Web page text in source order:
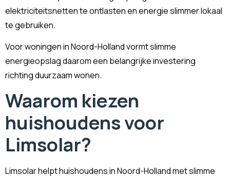
elektriciteitsnetten te ontlasten en energie slimmer lokaal
te gebruiken.
Voor woningen in Noord-Holland vormt slimme
energieopslag daarom een belangrijke investering
richting duurzaam wonen.
Waarom kiezen
huishoudens voor
Limsolar?
Limsolar helpt huishoudens in Noord-Holland met slimme